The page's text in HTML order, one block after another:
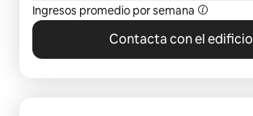
Ingresos promedio por semana
Contacta con el edificio